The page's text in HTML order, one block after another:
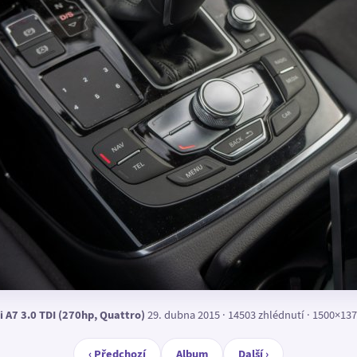
A7 3.0 TDI (270hp, Quattro) 29. dubna 2015 · 14503 zhlédnutí ·
‹ Předchozí Album Další ›